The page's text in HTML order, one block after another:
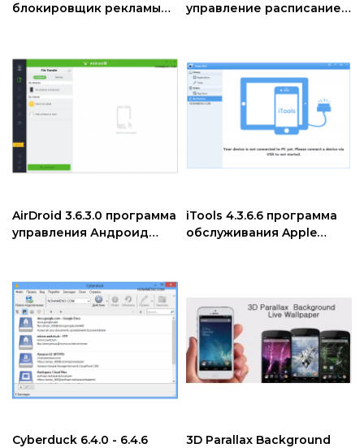
блокировщик рекламы
управление расписанием
AirDroid 3.6.3.0 программа
управления Андроид
iTools 4.3.6.6 программа
обслуживания Apple
Cyberduck 6.4.0 - 6.4.6
3D Parallax Background